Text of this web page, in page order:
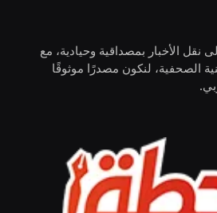
الأخبار بمصداقية وحيادية، مع
الصحفية، لنكون مصدرًا موثوقًا